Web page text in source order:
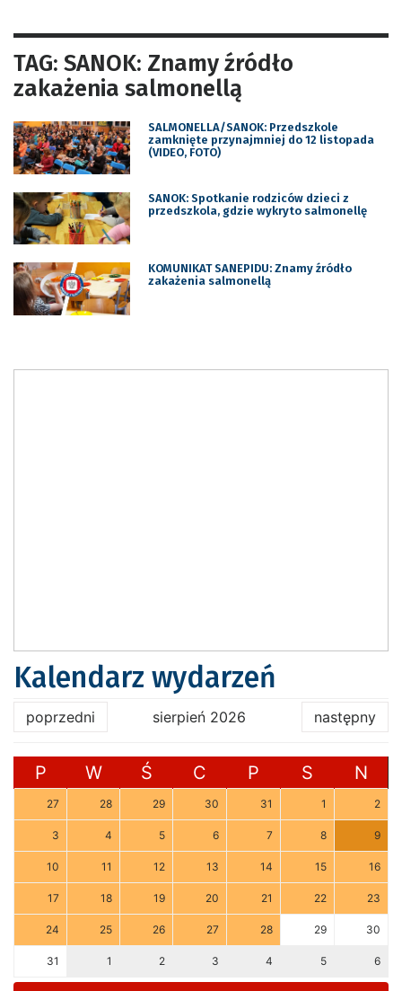
TAG: SANOK: Znamy źródło
zakażenia salmonellą
SALMONELLA/SANOK: Przedszkole
zamknięte przynajmniej do 12 listopada
(VIDEO, FOTO)
SANOK: Spotkanie rodziców dzieci z
przedszkola, gdzie wykryto salmonellę
KOMUNIKAT SANEPIDU: Znamy źródło
zakażenia salmonellą
Kalendarz wydarzeń
poprzedni sierpień 2026 następny
P W Ś C P S N
27 28 29 30 31 1 2
3 4 5 6 7 8 9
10 11 12 13 14 15 16
17 18 19 20 21 22 23
24 25 26 27 28 29 30
31 1 2 3 4 5 6